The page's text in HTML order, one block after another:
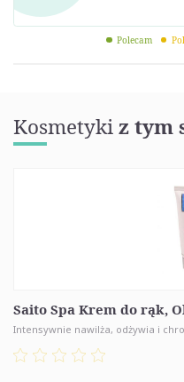
Polecam
Kosmetykiz tym
Saito Spa Krem do rąk,
Intensywnie nawilża, odżywia i